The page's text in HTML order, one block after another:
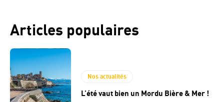
Articles populaires
Nos actualités
L’été vaut bien un Mordu Bière & Mer !